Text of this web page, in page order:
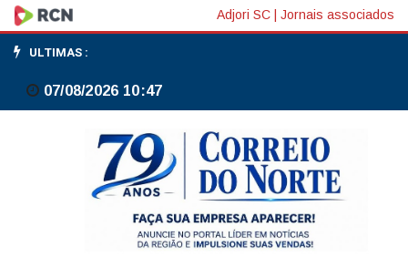
Governo
adia
reunião
aumentar
Adjori SC Jornais associados
ULTIMAS :
07/08/2026 10:47